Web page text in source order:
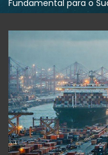
Fundamental para o